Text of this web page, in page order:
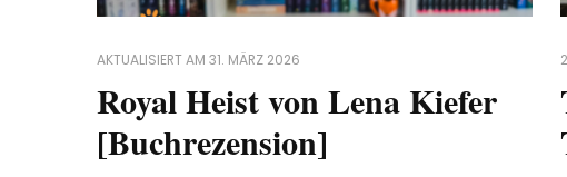
AKTUALISIERT AM31. MÄRZ 2026
Royal Heist von Lena Kiefer
[Buchrezension]